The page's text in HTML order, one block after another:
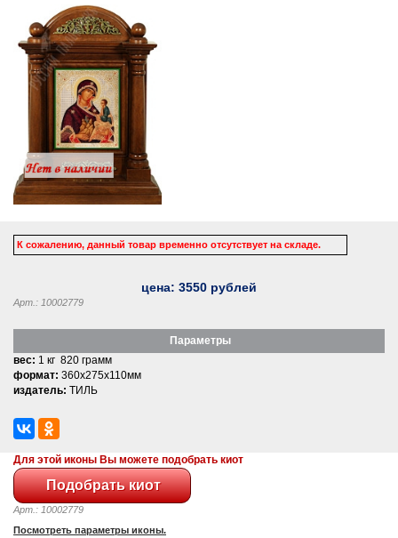
К сожалению, данный товар временно отсутствует на складе.
цена: 3550 рублей
Арт.: 10002779
Параметры
вес: 1 кг 820 грамм
формат: 360x275x110мм
издатель: ТИЛЬ
Для этой иконы Вы можете подобрать киот
Арт.: 10002779
Посмотреть параметры иконы.